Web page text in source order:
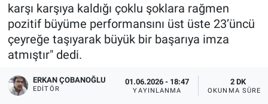
karşı karşıya kaldığı çoklu şoklara rağmen
pozitif büyüme performansını üst üste 23’üncü
çeyreğe taşıyarak büyük bir başarıya imza
atmıştır" dedi.
ERKAN ÇOBANOĞLU
EDITÖR
01.06.2026 - 18:47
YAYINLANMA
2 DK
OKUNMA SÜRESI